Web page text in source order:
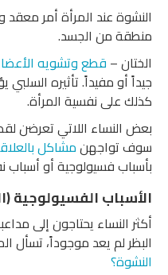
النشوة عند المرأة أمر معقد
منطقة من الجسد.
الختان – قطع وتشويه الأعضاء
جيداً أو مفيداً. تأثيره
كذلك على نفسية المرأة.
بعض النساء اللاتي تعرضن
سوف تواجهنمشاكل
بأسباب فسيولوجية أو أسباب
الأسباب الفسيولوجية
أكثر النساء يحتاجون إلى
البظر لم يعد موجوداً، تسأل
النشوة؟